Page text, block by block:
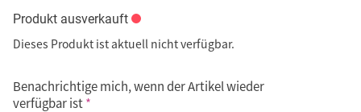
Produkt ausverkauft
Dieses Produkt ist aktuell nicht verfügbar.
Benachrichtige mich, wenn der Artikel wieder
verfügbar ist